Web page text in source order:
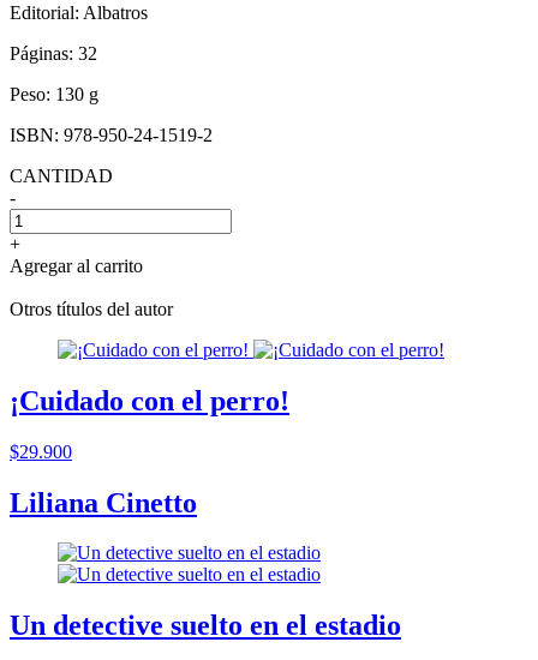
Editorial: Albatros
Páginas: 32
Peso: 130 g
ISBN: 978-950-24-1519-2
CANTIDAD
-
+
Agregar al carrito
Otros títulos del autor
¡Cuidado con el perro!
$29.900
Liliana Cinetto
Un detective suelto en el estadio